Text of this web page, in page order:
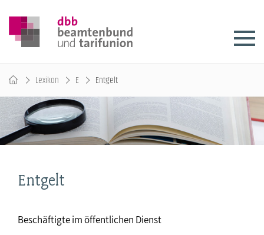
Lexikon E Entgelt
Entgelt
Beschäftigte im öffentlichen Dienst